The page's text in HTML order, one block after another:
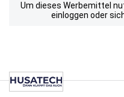
Um dieses Werbemittel
einloggen oder